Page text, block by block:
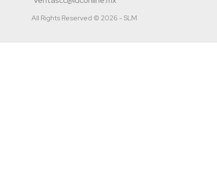
All Rights Reserved © 2026 - SLM